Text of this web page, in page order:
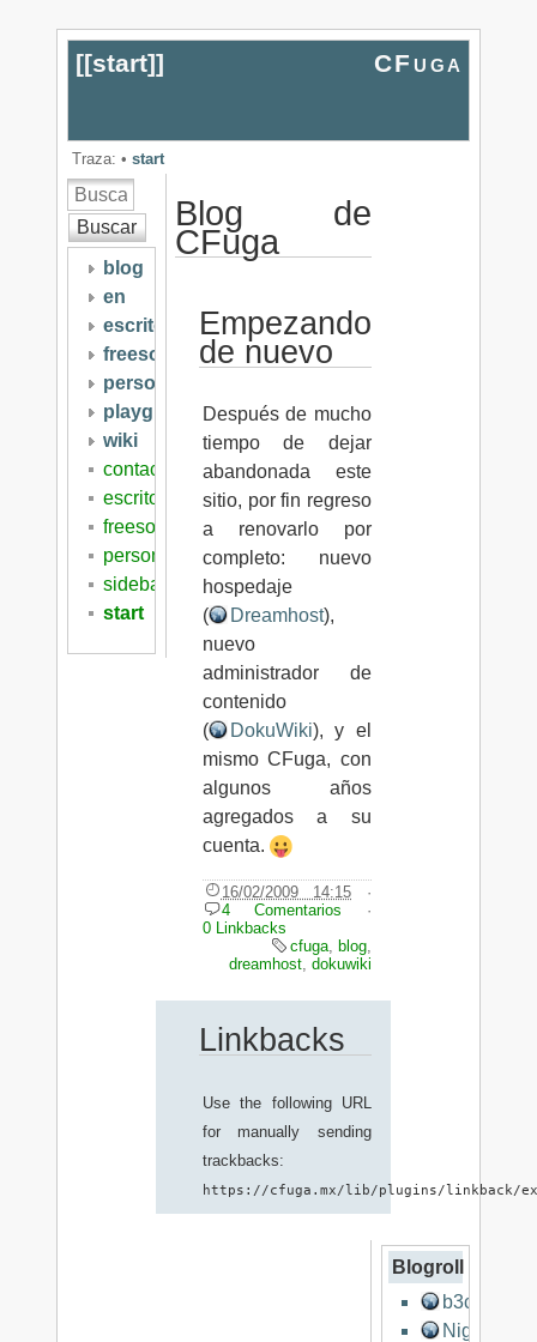
[[start]] CFuga
Traza: • start
Buscar
blog
en
escritos
freesoftware
personal
playground
wiki
contacto
escritos
freesoftware
personal
sidebar
start
Blog de
CFuga
Empezando
de nuevo
Después de mucho
tiempo de dejar
abandonada este
sitio, por fin regreso
a renovarlo por
completo: nuevo
hospedaje
(
Dreamhost),
nuevo
administrador de
contenido
(
DokuWiki), y el
mismo CFuga, con
algunos años
agregados a su
cuenta.
16/02/2009 14:15 ·
4 Comentarios ·
0 Linkbacks
cfuga, blog,
dreamhost,dokuwiki
Linkbacks
Use the following URL
for manually sending
trackbacks:
https://cfuga.mx/lib/plugins/linkback/
Blogroll
b3co
Nigro